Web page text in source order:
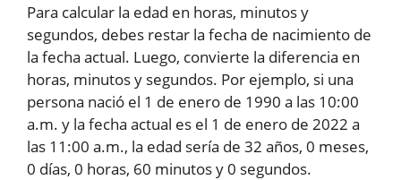
Para calcular la edad en horas, minutos y
segundos, debes restar la fecha de nacimiento de
la fecha actual. Luego, convierte la diferencia en
horas, minutos y segundos. Por ejemplo, si una
persona nació el 1 de enero de 1990 a las 10:00
a.m. y la fecha actual es el 1 de enero de 2022 a
las 11:00 a.m., la edad sería de 32 años, 0 meses,
0 días, 0 horas, 60 minutos y 0 segundos.